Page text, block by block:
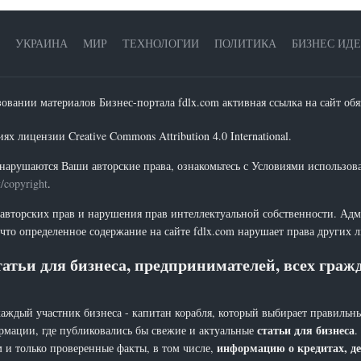
УКРАИНА МИР ТЕХНОЛОГИИ ПОЛИТИКА БИЗНЕС
материалов Бизнес-портала fdlx.com активная ссылка на сайт
лицензии Creative Commons Attribution 4.0 International.
Ваши авторские права, ознакомьтесь с Условиями
copyright.
прав и нарушения прав интеллектуальной собственности.
определенное содержание на сайте fdlx.com нарушает права других
для бизнеса, предпринимателей, всех
участник бизнеса - капитан корабля, который выбирает
где публиковались бы свежие и актуальные статьи для бизнеса.
только проверенные факты, в том числе, информацию о кредитах,